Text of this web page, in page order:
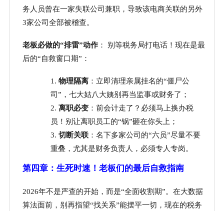
务人员曾在一家失联公司兼职，导致该电商关联的另外
3家公司全部被稽查。
老板必做的“排雷”动作：
别等税务局打电话！现在是最
后的“自救窗口期”：
1. 物理隔离：立即清理亲属挂名的“僵尸公
司”，七大姑八大姨别再当监事或财务了；
2. 离职必变：前会计走了？必须马上换办税
员！别让离职员工的“锅”砸在你头上；
3. 切断关联：名下多家公司的“六员”尽量不要
重叠，尤其是财务负责人，必须专人专岗。
第四章：生死时速！老板们的最后自救指南
2026年不是严查的开始，而是“全面收割期”。在大数据
算法面前，别再指望“找关系”能摆平一切，现在的税务